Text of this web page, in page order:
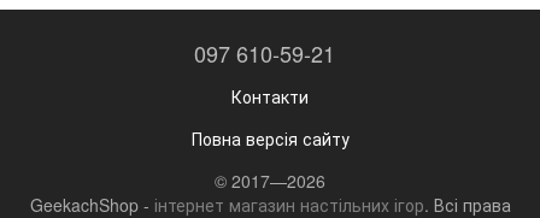
097 610-59-21
Контакти
Повна версія сайту
© 2017—2026
GeekachShop - інтернет магазин настільних ігор. Всі права